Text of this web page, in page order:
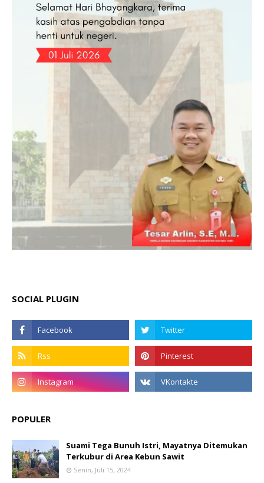
SOCIAL PLUGIN
POPULER
Suami Tega Bunuh Istri, Mayatnya Ditemukan
Terkubur di Area Kebun Sawit
Senin, Juli 15, 2024